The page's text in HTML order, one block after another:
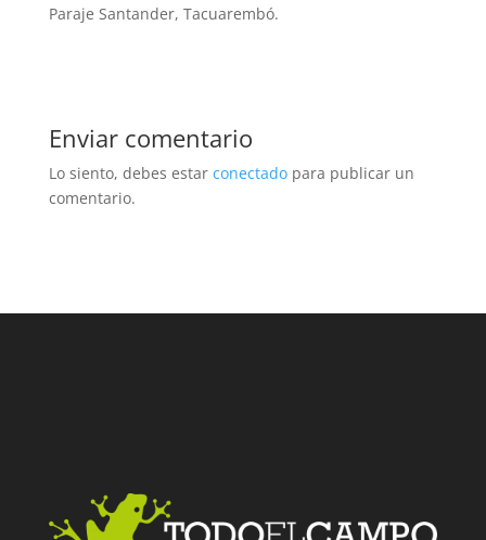
Paraje Santander, Tacuarembó.
Enviar comentario
Lo siento, debes estar conectadopara publicar un
comentario.